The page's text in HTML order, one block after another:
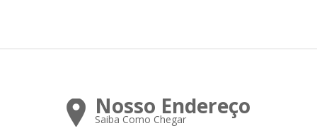
Nosso Endereço
Saiba Como Chegar